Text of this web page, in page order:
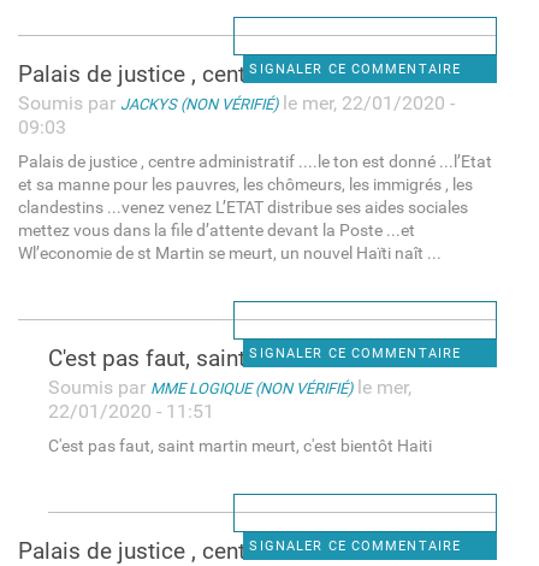
SIGNALER CE COMMENTAIRE
Palais de justice , centre
Soumis par JACKYS (NON VÉRIFIÉ)le mer, 22/01/2020 -
09:03
Palais de justice , centre administratif ....le ton est donné ...l’Etat
et sa manne pour les pauvres, les chômeurs, les immigrés , les
clandestins ...venez venez L’ETAT distribue ses aides sociales
mettez vous dans la file d’attente devant la Poste ...et
Wl’economie de st Martin se meurt, un nouvel Haïti naît ...
SIGNALER CE COMMENTAIRE
C'est pas faut, saint martin
Soumis par MME LOGIQUE (NON VÉRIFIÉ)le mer,
22/01/2020 - 11:51
C'est pas faut, saint martin meurt, c'est bientôt Haiti
SIGNALER CE COMMENTAIRE
Palais de justice , centre